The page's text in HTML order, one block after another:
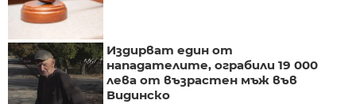
Издирват един от
нападателите, ограбили 19 000
лева от възрастен мъж във
Видинско